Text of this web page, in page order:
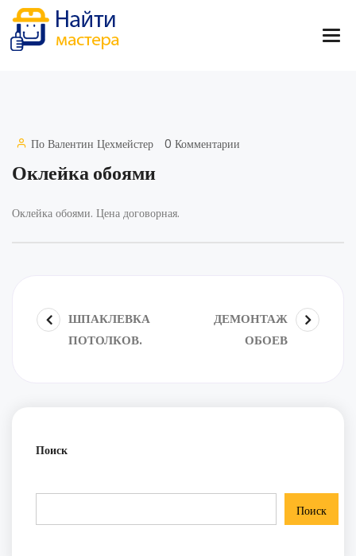
По Валентин Цехмейстер 0 Комментарии
Оклейка обоями
Оклейка обоями. Цена договорная.
ШПАКЛЕВКА
ПОТОЛКОВ.
ДЕМОНТАЖ
ОБОЕВ
Поиск
Поиск